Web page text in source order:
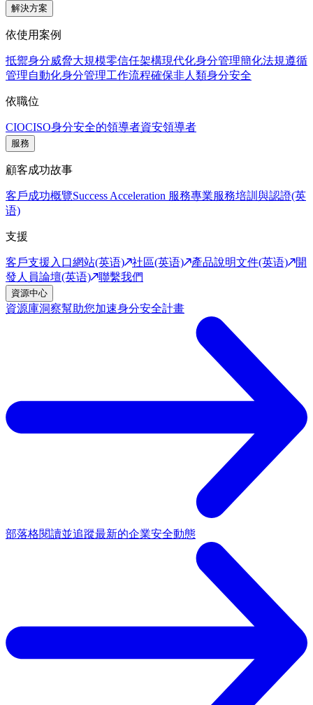
解決方案
依使用案例
抵禦身分威脅大規模零信任架構現代化身分管理簡化法規遵循
管理自動化身分管理工作流程確保非人類身分安全
依職位
CIOCISO身分安全的領導者資安領導者
服務
顧客成功故事
客戶成功概覽Success Acceleration 服務專業服務培訓與認證(英
语)
支援
客戶支援入口網站(英语) 社區(英语) 產品說明文件(英语)
開
發人員論壇(英语)
聯繫我們
資源中心
資源庫洞察幫助您加速身分安全計畫
部落格閱讀並追蹤最新的企業安全動態